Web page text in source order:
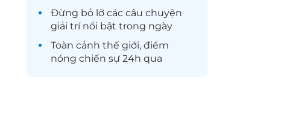
Đừng bỏ lỡ các câu chuyện
giải trínổi bật trong ngày
Toàn cảnh thế giới, điểm
nóng chiến sự 24h qua